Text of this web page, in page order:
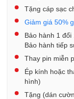
Tặng cáp sạc
Giảm giá 50%
Bảo hành 1
Bảo hành tiếp
Thay pin miễn
Ép kính hoặc
hình)
Tặng (dán